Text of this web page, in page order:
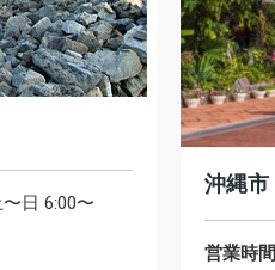
日 6:00〜
沖縄市
営業時